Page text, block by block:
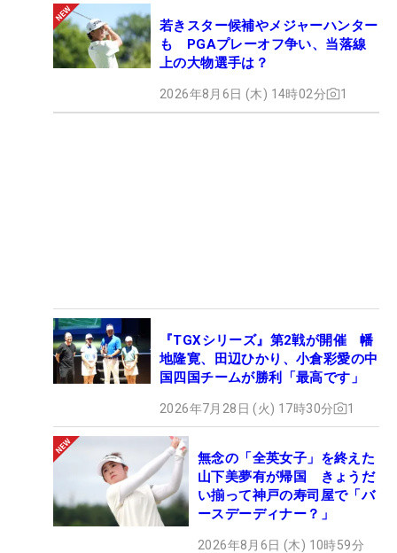
若きスター候補やメジャーハンター
も PGAプレーオフ争い、当落線
上の大物選手は？
2026年8月6日 (木) 14時02分 1
『TGXシリーズ』第2戦が開催 幡
地隆寛、田辺ひかり、小倉彩愛の中
国四国チームが勝利「最高です」
2026年7月28日 (火) 17時30分 1
無念の「全英女子」を終えた
山下美夢有が帰国 きょうだ
い揃って神戸の寿司屋で「バ
ースデーディナー？」
2026年8月6日 (木) 10時59分